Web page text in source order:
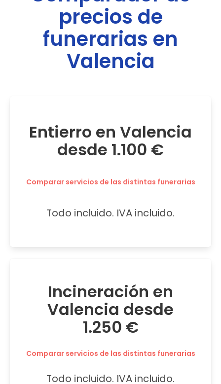
precios de
funerarias en
Valencia
Entierro en Valencia
desde 1.100 €
Comparar servicios de las distintas funerarias
Todo incluido. IVA incluido.
Incineración en
Valencia desde
1.250 €
Comparar servicios de las distintas funerarias
Todo incluido. IVA incluido.